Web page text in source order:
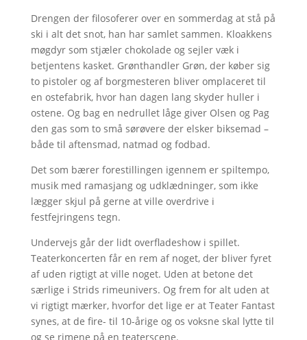
Drengen der filosoferer over en sommerdag at stå på
ski i alt det snot, han har samlet sammen. Kloakkens
møgdyr som stjæler chokolade og sejler væk i
betjentens kasket. Grønthandler Grøn, der køber sig
to pistoler og af borgmesteren bliver omplaceret til
en ostefabrik, hvor han dagen lang skyder huller i
ostene. Og bag en nedrullet låge giver Olsen og Pag
den gas som to små sørøvere der elsker biksemad –
både til aftensmad, natmad og fodbad.
Det som bærer forestillingen igennem er spiltempo,
musik med ramasjang og udklædninger, som ikke
lægger skjul på gerne at ville overdrive i
festfejringens tegn.
Undervejs går der lidt overfladeshow i spillet.
Teaterkoncerten får en rem af noget, der bliver fyret
af uden rigtigt at ville noget. Uden at betone det
særlige i Strids rimeunivers. Og frem for alt uden at
vi rigtigt mærker, hvorfor det lige er at Teater Fantast
synes, at de fire- til 10-årige og os voksne skal lytte til
og se rimene på en teaterscene.